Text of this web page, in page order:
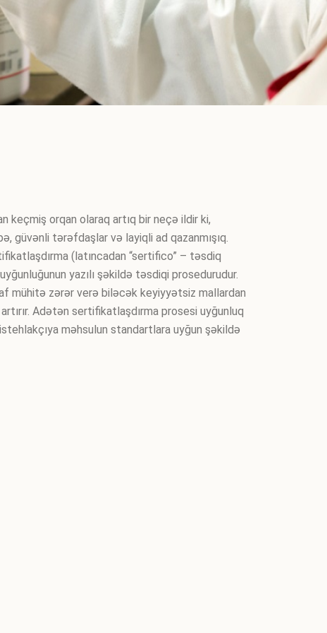
keçmiş orqan olaraq artıq bir neçə ildir ki,
güvənli tərəfdaşlar və layiqli ad qazanmışıq.
(latıncadan “sertifico” – təsdiq
yazılı şəkildə təsdiqi prosedurudur.
mühitə zərər verə biləcək keyiyyətsiz mallardan
Adətən sertifikatlaşdırma prosesi uyğunluq
məhsulun standartlara uyğun şəkildə